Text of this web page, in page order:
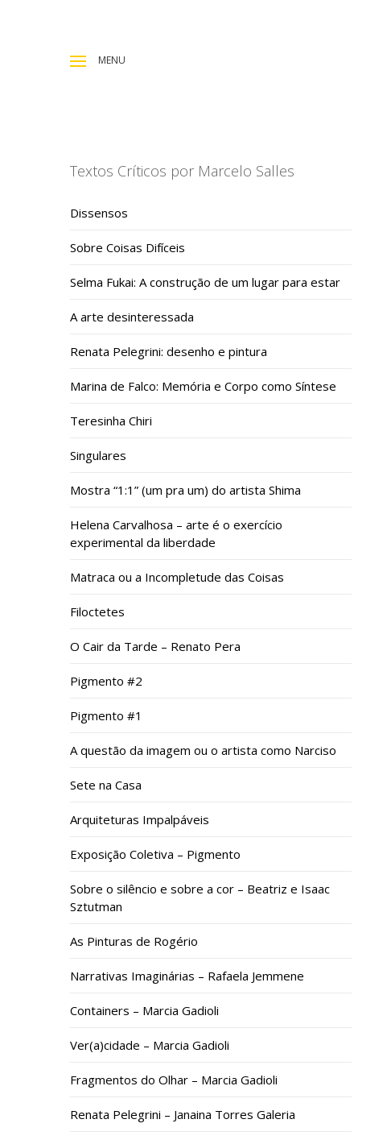
MENU
Textos Críticos por Marcelo Salles
Dissensos
Sobre Coisas Difíceis
Selma Fukai: A construção de um lugar para estar
A arte desinteressada
Renata Pelegrini: desenho e pintura
Marina de Falco: Memória e Corpo como Síntese
Teresinha Chiri
Singulares
Mostra “1:1” (um pra um) do artista Shima
Helena Carvalhosa – arte é o exercício
experimental da liberdade
Matraca ou a Incompletude das Coisas
Filoctetes
O Cair da Tarde – Renato Pera
Pigmento #2
Pigmento #1
A questão da imagem ou o artista como Narciso
Sete na Casa
Arquiteturas Impalpáveis
Exposição Coletiva – Pigmento
Sobre o silêncio e sobre a cor – Beatriz e Isaac
Sztutman
As Pinturas de Rogério
Narrativas Imaginárias – Rafaela Jemmene
Containers – Marcia Gadioli
Ver(a)cidade – Marcia Gadioli
Fragmentos do Olhar – Marcia Gadioli
Renata Pelegrini – Janaina Torres Galeria